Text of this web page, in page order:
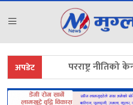
अपडेट परराष्ट्र नीतिको